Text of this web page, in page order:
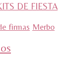
DE FIESTA
firmas Merbo